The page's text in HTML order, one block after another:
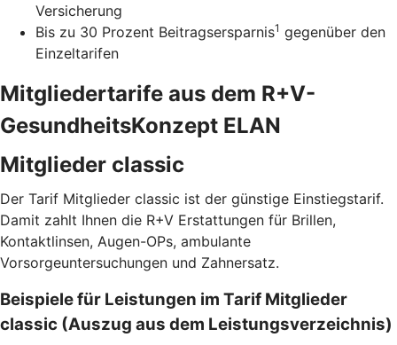
Versicherung
Bis zu 30 Prozent Beitragsersparnis1 gegenüber den
Einzeltarifen
Mitgliedertarife aus dem R+V-
GesundheitsKonzept ELAN
Mitglieder classic
Der Tarif Mitglieder classic ist der günstige Einstiegstarif.
Damit zahlt Ihnen die R+V Erstattungen für Brillen,
Kontaktlinsen, Augen-OPs, ambulante
Vorsorgeuntersuchungen und Zahnersatz.
Beispiele für Leistungen im Tarif Mitglieder
classic (Auszug aus dem Leistungsverzeichnis)